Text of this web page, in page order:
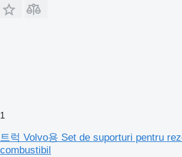
1
트럭 Volvo용 Set de suporturi pentru
combustibil